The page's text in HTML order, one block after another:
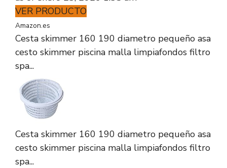
VER PRODUCTO
Amazon.es
Cesta skimmer 160 190 diametro pequeño asa
cesto skimmer piscina malla limpiafondos filtro
spa...
Cesta skimmer 160 190 diametro pequeño asa
cesto skimmer piscina malla limpiafondos filtro
spa...